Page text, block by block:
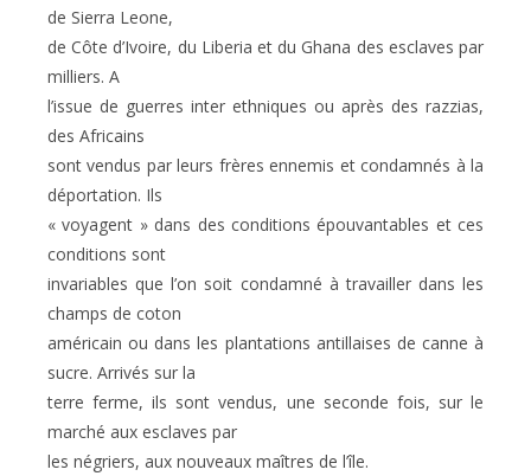
de Sierra Leone,
de Côte d’Ivoire, du Liberia et du Ghana des esclaves par
milliers. A
l’issue de guerres inter ethniques ou après des razzias,
des Africains
sont vendus par leurs frères ennemis et condamnés à la
déportation. Ils
« voyagent » dans des conditions épouvantables et ces
conditions sont
invariables que l’on soit condamné à travailler dans les
champs de coton
américain ou dans les plantations antillaises de canne à
sucre. Arrivés sur la
terre ferme, ils sont vendus, une seconde fois, sur le
marché aux esclaves par
les négriers, aux nouveaux maîtres de l’île.